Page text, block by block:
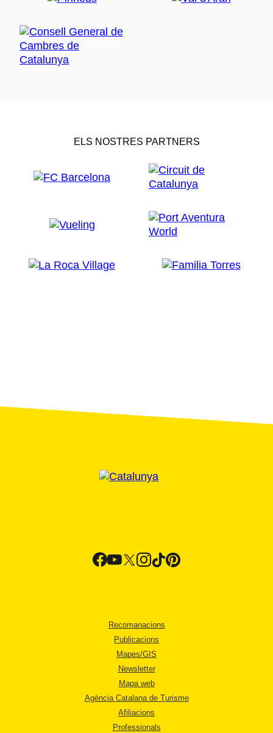
ELS NOSTRES PARTNERS
Recomanacions
Publicacions
Mapes/GIS
Newsletter
Mapa web
Agència Catalana de Turisme
Afiliacions
Professionals